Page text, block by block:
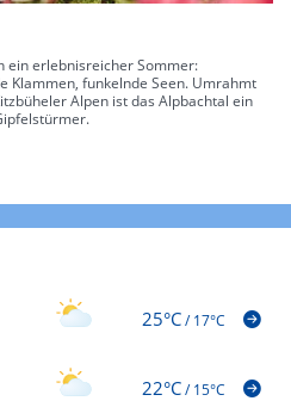
ein erlebnisreicher Sommer:
Klammen, funkelnde Seen. Umrahmt
Alpen ist das Alpbachtal ein
25°C/17°C
22°C/15°C